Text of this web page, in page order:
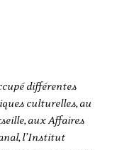
différentes
culturelles, au
aux Affaires
l’Institut